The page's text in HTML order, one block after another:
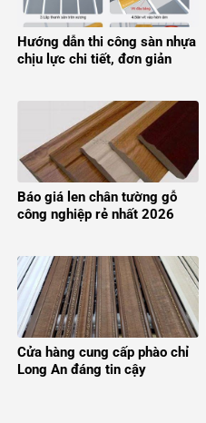
Hướng dẫn thi công sàn nhựa
chịu lực chi tiết, đơn giản
Báo giá len chân tường gỗ
công nghiệp rẻ nhất 2026
Cửa hàng cung cấp phào chỉ
Long An đáng tin cậy